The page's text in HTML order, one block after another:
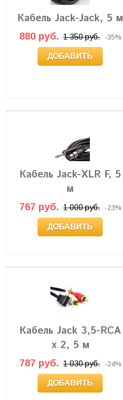
Кабель Jack-Jack, 5 м
880 руб. 1 350 руб. -35%
ДОБАВИТЬ
Кабель Jack-XLR F, 5
м
767 руб. 1 000 руб. -23%
ДОБАВИТЬ
Кабель Jack 3,5-RCA
x 2, 5 м
787 руб. 1 030 руб. -24%
ДОБАВИТЬ